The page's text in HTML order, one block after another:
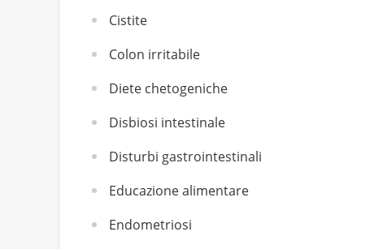
Cistite
Colon irritabile
Diete chetogeniche
Disbiosi intestinale
Disturbi gastrointestinali
Educazione alimentare
Endometriosi